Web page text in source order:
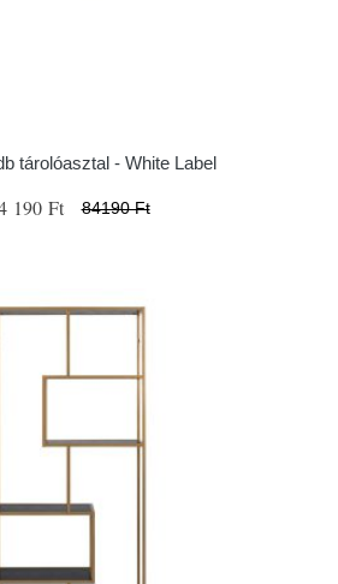
tárolóasztal - White Label
190 Ft 84190 Ft